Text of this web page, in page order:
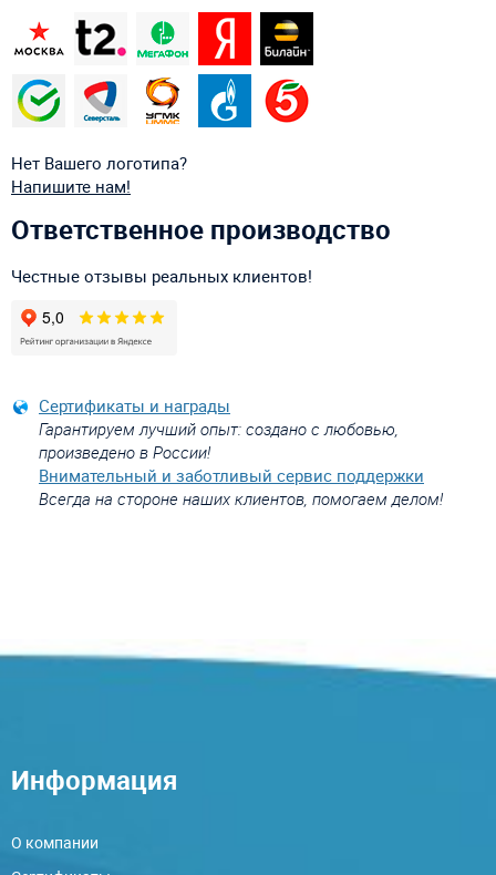
Нет Вашего логотипа?
Напишите нам!
Ответственное производство
Честные отзывы реальных клиентов!
Сертификаты и награды
Гарантируем лучший опыт: создано с любовью,
произведено в России!
Внимательный и заботливый сервис поддержки
Всегда на стороне наших клиентов, помогаем делом!
Информация
О компании